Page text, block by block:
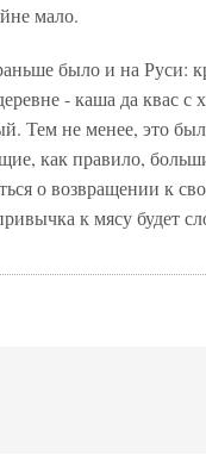
мало.
было и на Руси:
- каша да квас
Тем не менее, это
как правило,
о возвращении к
к мясу будет